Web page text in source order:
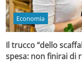
Economia
Il trucco “dello
spesa: non finirai di